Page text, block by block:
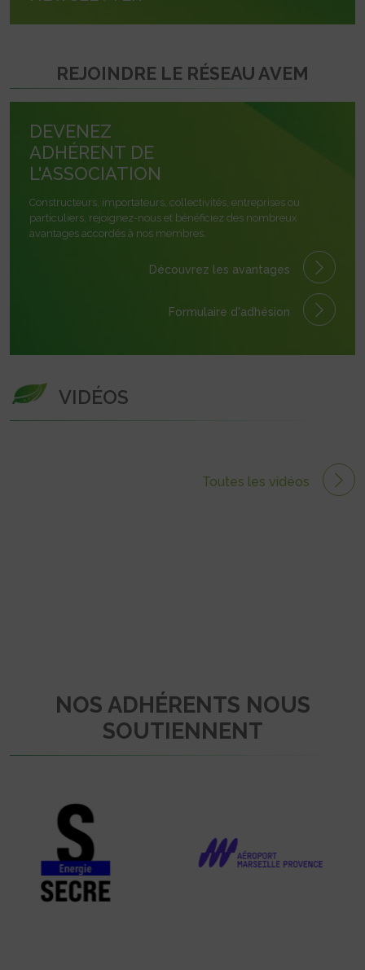
REJOINDRE LE RÉSEAU AVEM
DEVENEZ
ADHÉRENT DE
L'ASSOCIATION
Constructeurs, importateurs, collectivités, entreprises ou
particuliers, rejoignez-nous et bénéficiez des nombreux
avantages accordés à nos membres.
Découvrez les avantages
Formulaire d'adhésion
VIDÉOS
Toutes les vidéos
NOS ADHÉRENTS NOUS
SOUTIENNENT